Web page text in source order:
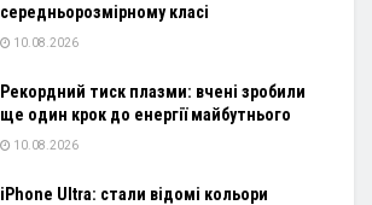
середньорозмірному класі
10.08.2026
Рекордний тиск плазми: вчені зробили
ще один крок до енергії майбутнього
10.08.2026
iPhone Ultra: стали відомі кольори